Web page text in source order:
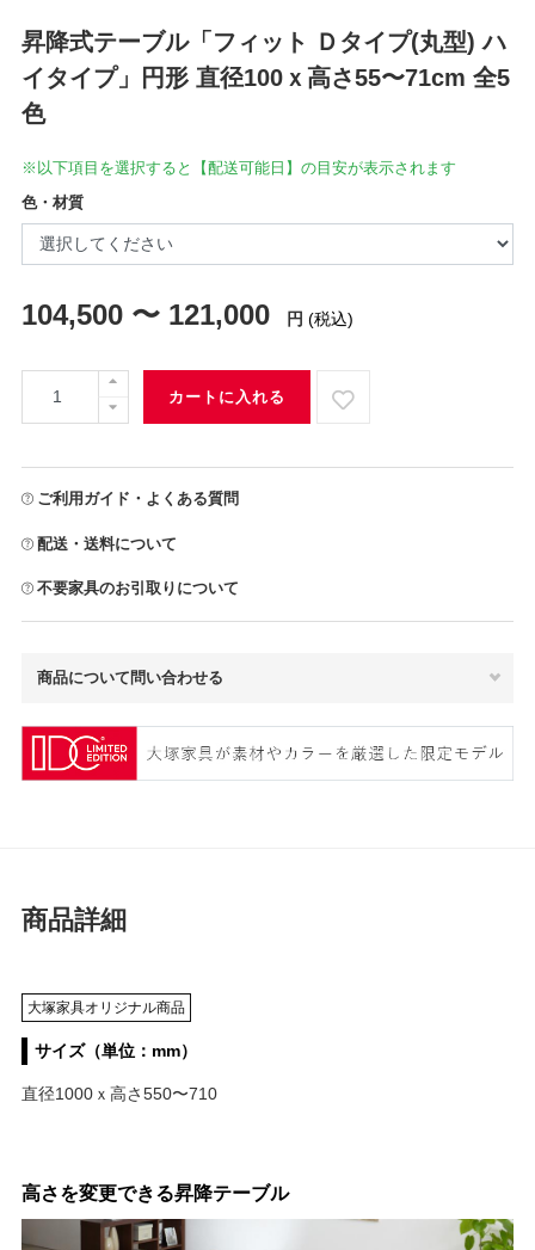
昇降式テーブル「フィット Ｄタイプ(丸型) ハ
イタイプ」円形 直径100ｘ高さ55〜71cm 全5
色
※以下項目を選択すると【配送可能日】の目安が表示されます
色・材質
104,500 〜 121,000 円 (税込)
カートに入れる
ご利用ガイド・よくある質問
配送・送料について
不要家具のお引取りについて
商品について問い合わせる
商品詳細
大塚家具オリジナル商品
サイズ（単位：mm）
直径1000ｘ高さ550〜710
高さを変更できる昇降テーブル